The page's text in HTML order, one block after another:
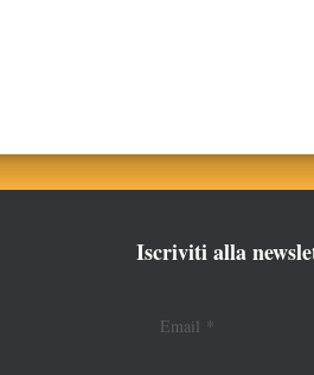
Iscriviti alla
Email *